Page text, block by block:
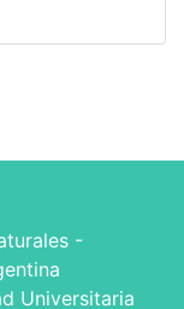
-
Universitaria